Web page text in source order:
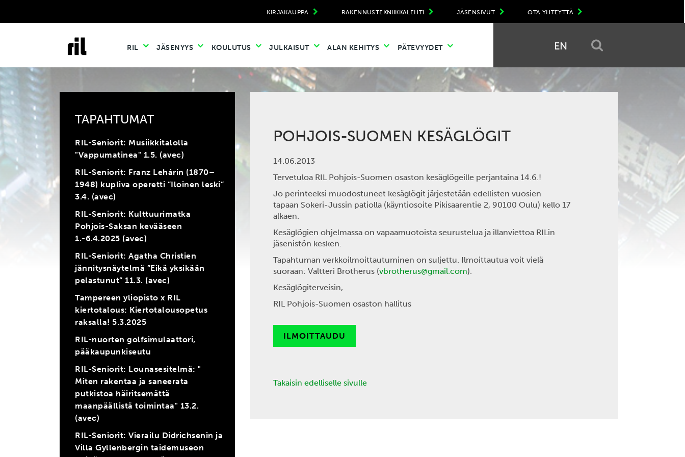
OTA YHTEYTTÄ
JÄSENSIVUT
RAKENNUSTEKNIIKKALEHTI
KIRJAKAUPPA
RIL JÄSENYYS KOULUTUS JULKAISUT ALAN KEHITYS PÄTEVYYDET EN
TAPAHTUMAT
RIL-Seniorit: Musiikkitalolla
"Vappumatinea" 1.5. (avec)
RIL-Seniorit: Franz Lehárin (1870–
1948) kupliva operetti ”Iloinen leski”
3.4. (avec)
RIL-Seniorit: Kulttuurimatka
Pohjois-Saksan kevääseen
1.-6.4.2025 (avec)
RIL-Seniorit: Agatha Christien
jännitysnäytelmä ”Eikä yksikään
pelastunut” 11.3. (avec)
Tampereen yliopisto x RIL
kiertotalous: Kiertotalousopetus
raksalla! 5.3.2025
RIL-nuorten golfsimulaattori,
pääkaupunkiseutu
RIL-Seniorit: Lounasesitelmä: "
Miten rakentaa ja saneerata
putkistoa häiritsemättä
maanpäällistä toimintaa" 13.2.
(avec)
RIL-Seniorit: Vierailu Didrichsenin ja
Villa Gyllenbergin taidemuseon
POHJOIS-SUOMEN KESÄGLÖGIT
14.06.2013
Tervetuloa RIL Pohjois-Suomen osaston kesäglögeille perjantaina 14.6.!
Jo perinteeksi muodostuneet kesäglögit järjestetään edellisten vuosien
tapaan Sokeri-Jussin patiolla (käyntiosoite Pikisaarentie 2, 90100 Oulu) kello 17
alkaen.
Kesäglögien ohjelmassa on vapaamuotoista seurustelua ja illanviettoa RILin
jäsenistön kesken.
Tapahtuman verkkoilmoittautuminen on suljettu. Ilmoittautua voit vielä
suoraan: Valtteri Brotherus (vbrotherus@gmail.com).
Kesäglögiterveisin,
RIL Pohjois-Suomen osaston hallitus
ILMOITTAUDU
Takaisin edelliselle sivulle